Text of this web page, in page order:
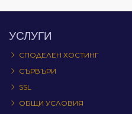
УСЛУГИ
СПОДЕЛЕН ХОСТИНГ
СЪРВЪРИ
SSL
ОБЩИ УСЛОВИЯ